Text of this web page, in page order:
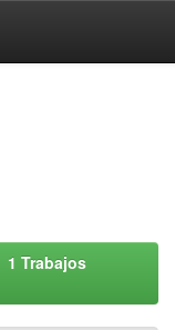
1 Trabajos